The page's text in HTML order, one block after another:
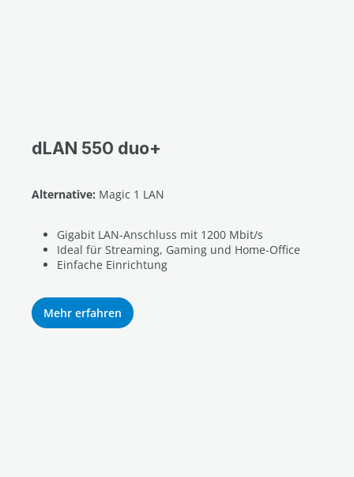
dLAN 550 duo+
Alternative: Magic 1 LAN
Gigabit LAN-Anschluss mit 1200 Mbit/s
Ideal für Streaming, Gaming und Home-Office
Einfache Einrichtung
Mehr erfahren